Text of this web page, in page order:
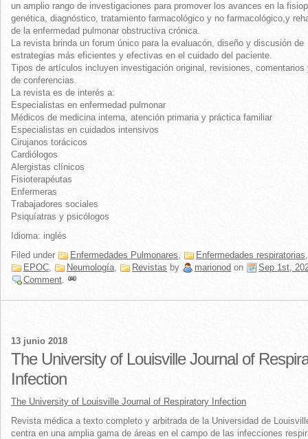
un amplio rango de investigaciones para promover los avances en la
genética, diagnóstico, tratamiento farmacológico y no farmacológico,y
de la enfermedad pulmonar obstructiva crónica.
La revista brinda un forum único para la evaluacón, diseño y discusión de
estrategias más eficientes y efectivas en el cuidado del paciente.
Tipos de artículos incluyen investigación original, revisiones, comentarios
de conferencias.
La revista es de interés a:
Especialistas en enfermedad pulmonar
Médicos de medicina interna, atención primaria y práctica familiar
Especialistas en cuidados intensivos
Cirujanos torácicos
Cardiólogos
Alergistas clínicos
Fisioterapéutas
Enfermeras
Trabajadores sociales
Psiquíatras y psicólogos
Idioma: inglés
Filed under
Enfermedades Pulmonares, Enfermedades respiratorias,
EPOC, Neumología, Revistas by marionod on
Sep 1st,
Comment.
13 junio 2018
The University of Louisville Journal of
Infection
The University of Louisville Journal of Respiratory Infection
Revista médica a texto completo y arbitrada de la Universidad de
centra en una amplia gama de áreas en el campo de las infecciones